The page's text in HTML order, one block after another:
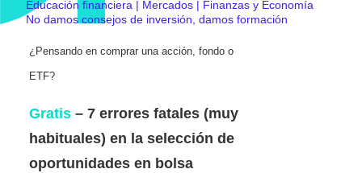
Educación financiera | Mercados | Finanzas y Economía
No damos consejos de inversión, damos formación
¿Pensando en comprar una acción, fondo o
ETF?
Gratis – 7 errores fatales (muy
habituales) en la selección de
oportunidades en bolsa